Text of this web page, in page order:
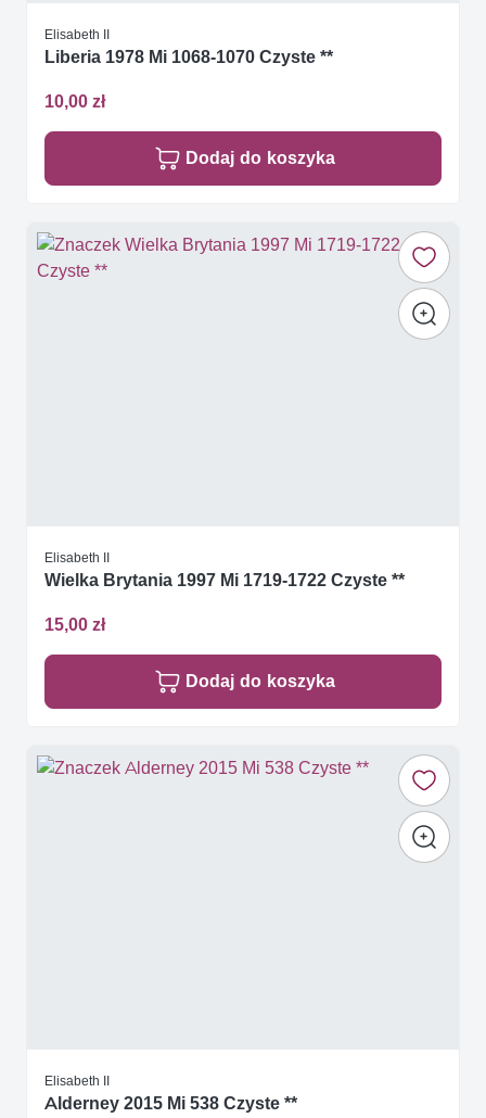
Elisabeth II
Liberia 1978 Mi 1068-1070 Czyste **
10,00 zł
Dodaj do koszyka
Elisabeth II
Wielka Brytania 1997 Mi 1719-1722 Czyste **
15,00 zł
Dodaj do koszyka
Elisabeth II
Alderney 2015 Mi 538 Czyste **